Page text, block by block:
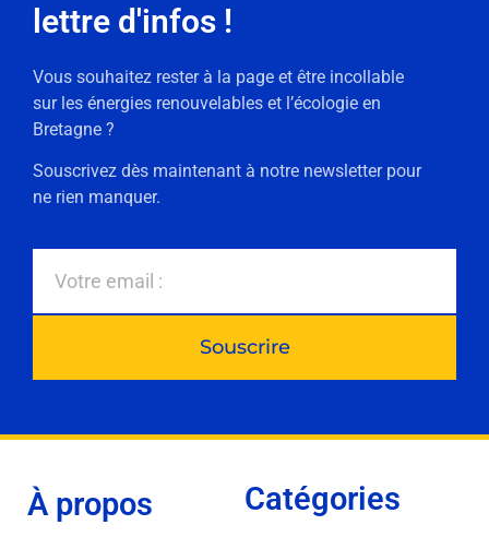
lettre d'infos !
Vous souhaitez rester à la page et être incollable
sur les énergies renouvelables et l’écologie en
Bretagne ?
Souscrivez dès maintenant à notre newsletter pour
ne rien manquer.
Souscrire
À propos Catégories